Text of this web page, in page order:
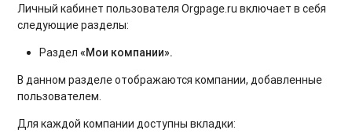
Личный кабинет пользователя Orgpage.ru включает в себя
следующие разделы:
Раздел«Мои компании».
В данном разделе отображаются компании, добавленные
пользователем.
Для каждой компании доступны вкладки: